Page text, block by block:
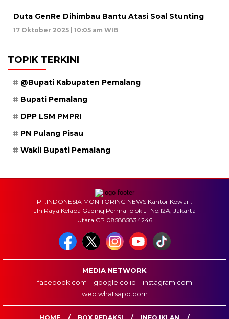
Duta GenRe Dihimbau Bantu Atasi Soal Stunting
17 Oktober 2025 | 10:05 am WIB
TOPIK TERKINI
@Bupati Kabupaten Pemalang
Bupati Pemalang
DPP LSM PMPRI
PN Pulang Pisau
Wakil Bupati Pemalang
PT.INDONESIA MONITORING NEWS Kantor Kowari:
Jln Raya Kelapa Gading Permai blok J1 No.12A, Jakarta
Utara CP.085885834246
MEDIA NETWORK
facebook.com
google.co.id
instagram.com
web.whatsapp.com